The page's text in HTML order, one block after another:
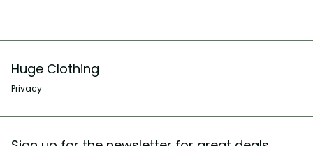
Huge Clothing
Privacy